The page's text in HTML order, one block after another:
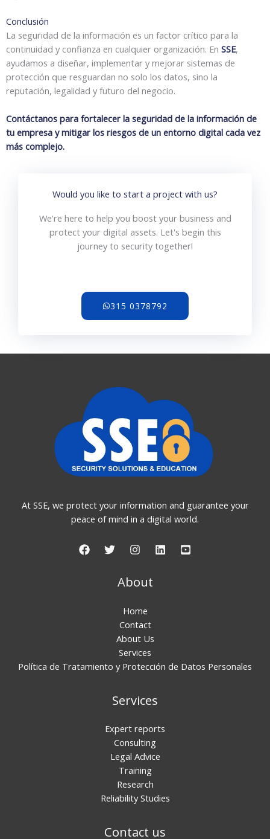
Conclusión
La seguridad de la información es un factor crítico para la
continuidad y confianza en cualquier organización. En SSE,
ayudamos a diseñar, implementar y mejorar sistemas de
protección que resguardan no solo los datos, sino la
reputación, legalidad y futuro del negocio.
Contáctanos para fortalecer la seguridad de la información de
tu empresa y mitigar los riesgos de un entorno digital cada vez
más complejo.
Would you like to start a project with us?
We're here to help you boost your business and
protect your digital assets. Let's begin this
journey to security together!
315 0378792
At SSE, we protect your information and guarantee your
peace of mind in a digital world.
About
Home
Contact
About Us
Services
Política de Tratamiento y Protección de Datos Personales
Services
Expert reports
Consulting
Legal Advice
Training
Research
Reliability Studies
Contact us